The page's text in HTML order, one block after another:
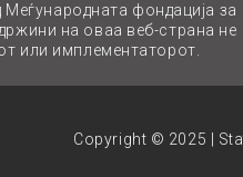
фондација за
на оваа веб-страна не
или имплементаторот.
Copyright © 2025 |